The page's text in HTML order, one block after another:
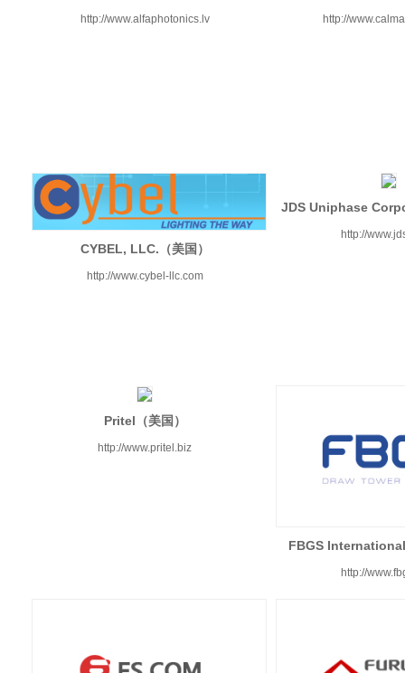
http://www.alfaphotonics.lv http://
CYBEL, LLC.（美国）
http://www.cybel-llc.com
JDS Uniphase
http://
Pritel（美国）
http://www.pritel.biz
FBGS
http://